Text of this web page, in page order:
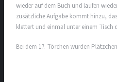
wieder auf dem Buch und laufen
zusätzliche Aufgabe kommt hinzu,
klettert und einmal unter einem Tisch
Bei dem 17. Törchen wurden